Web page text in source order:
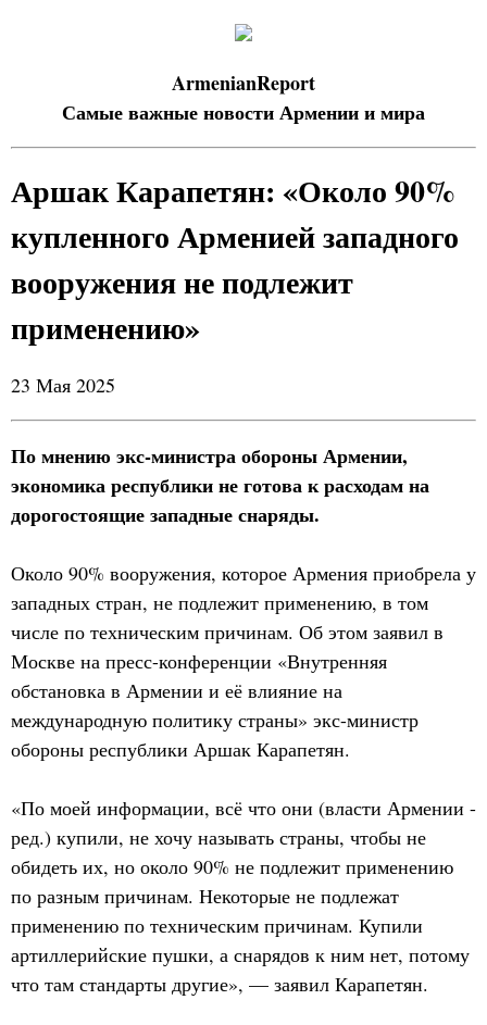
ArmenianReport
Самые важные новости Армении и мира
Аршак Карапетян: «Около 90%
купленного Арменией западного
вооружения не подлежит
применению»
23 Мая 2025
По мнению экс-министра обороны Армении,
экономика республики не готова к расходам на
дорогостоящие западные снаряды.
Около 90% вооружения, которое Армения приобрела у
западных стран, не подлежит применению, в том
числе по техническим причинам. Об этом заявил в
Москве на пресс-конференции «Внутренняя
обстановка в Армении и её влияние на
международную политику страны» экс-министр
обороны республики Аршак Карапетян.
«По моей информации, всё что они (власти Армении -
ред.) купили, не хочу называть страны, чтобы не
обидеть их, но около 90% не подлежит применению
по разным причинам. Некоторые не подлежат
применению по техническим причинам. Купили
артиллерийские пушки, а снарядов к ним нет, потому
что там стандарты другие», — заявил Карапетян.